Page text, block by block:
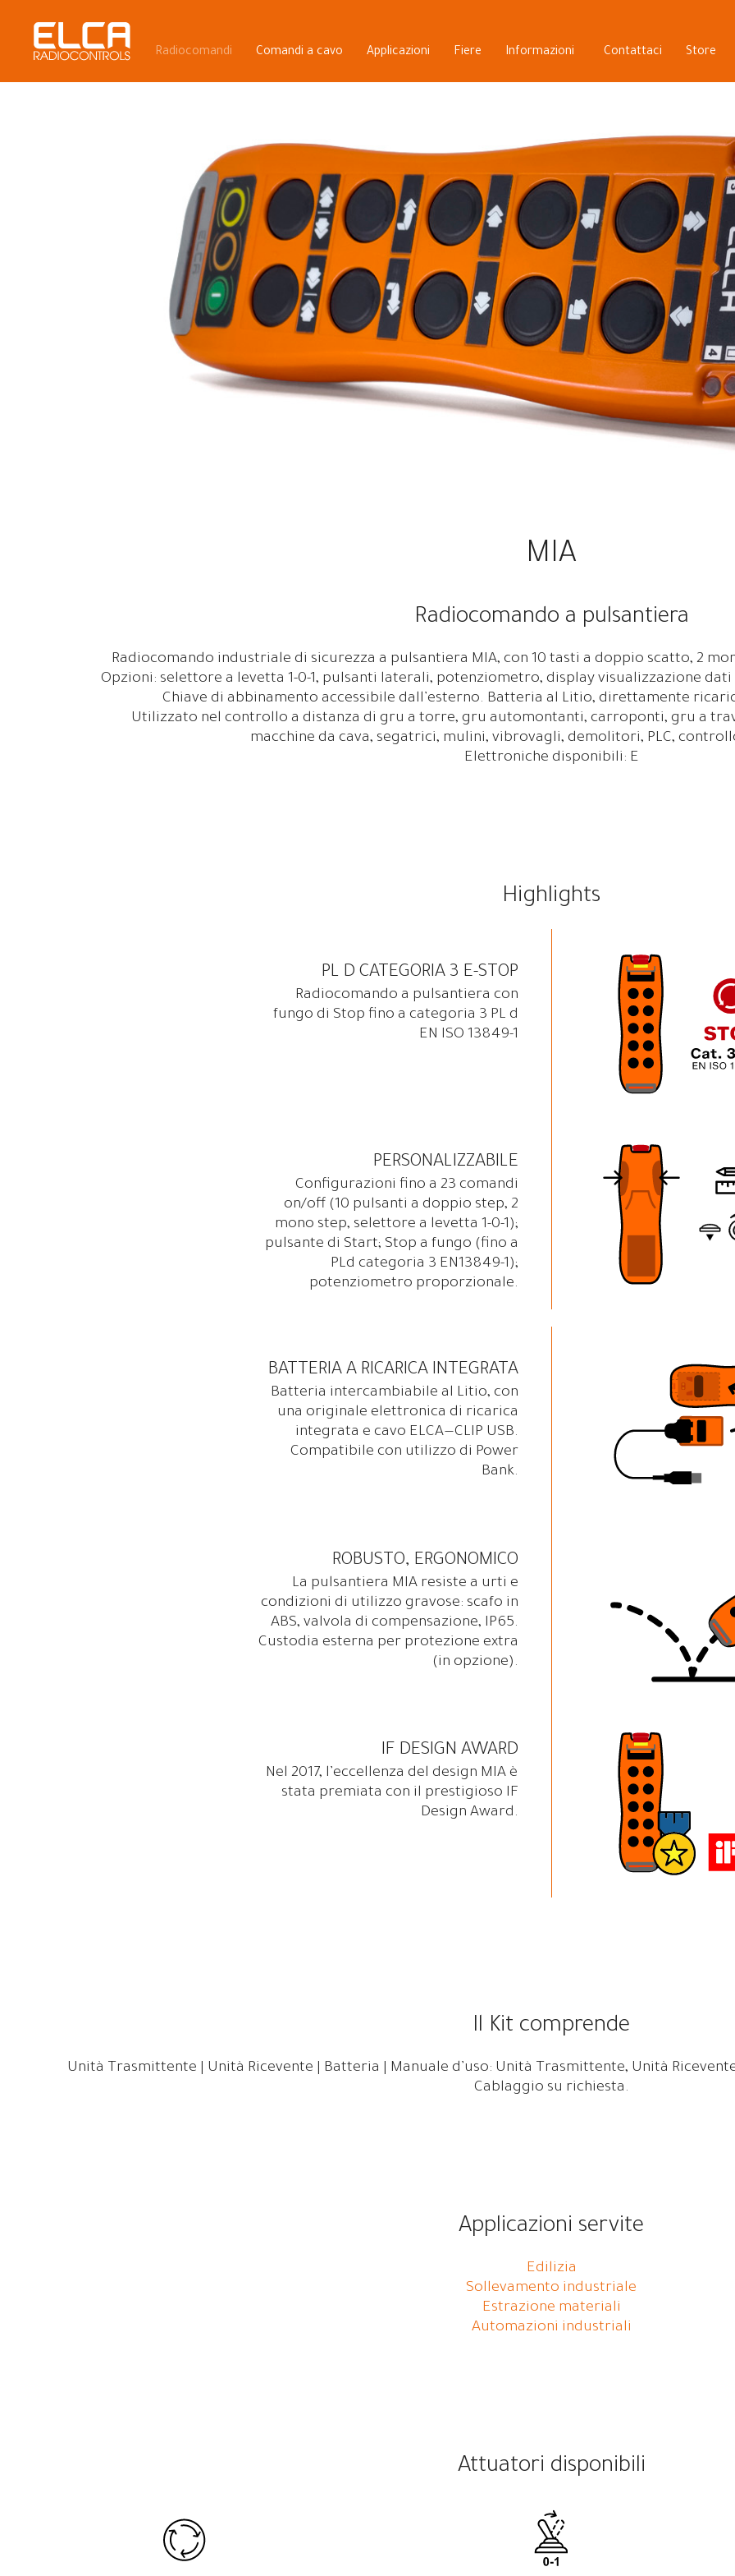
Radiocomandi Comandi a cavo Applicazioni Fiere Informazioni Contattaci Store
MIA
Radiocomando a pulsantiera
Radiocomando industriale di sicurezza a pulsantiera MIA, con 10 tasti a doppio scatto, 2
Opzioni: selettore a levetta 1-0-1, pulsanti laterali, potenziometro, display visualizzazione
Chiave di abbinamento accessibile dall’esterno. Batteria al Litio, direttamente
Utilizzato nel controllo a distanza di gru a torre, gru automontanti, carroponti, gru a
macchine da cava, segatrici, mulini, vibrovagli, demolitori, PLC,
Elettroniche disponibili: E
Highlights
PL D CATEGORIA 3 E-STOP
Radiocomando a pulsantiera con
fungo di Stop fino a categoria 3 PL d
EN ISO 13849-1
PERSONALIZZABILE
Configurazioni fino a 23 comandi
on/off (10 pulsanti a doppio step, 2
mono step, selettore a levetta 1-0-1);
pulsante di Start; Stop a fungo (fino a
PLd categoria 3 EN13849-1);
potenziometro proporzionale.
BATTERIA A RICARICA INTEGRATA
Batteria intercambiabile al Litio, con
una originale elettronica di ricarica
integrata e cavo ELCA—CLIP USB.
Compatibile con utilizzo di Power
Bank.
ROBUSTO, ERGONOMICO
La pulsantiera MIA resiste a urti e
condizioni di utilizzo gravose: scafo in
ABS, valvola di compensazione, IP65.
Custodia esterna per protezione extra
(in opzione).
IF DESIGN AWARD
Nel 2017, l’eccellenza del design MIA è
stata premiata con il prestigioso IF
Design Award.
Il Kit comprende
Unità Trasmittente | Unità Ricevente | Batteria | Manuale d’uso: Unità Trasmittente, Unità Ricevente
Cablaggio su richiesta.
Applicazioni servite
Edilizia
Sollevamento industriale
Estrazione materiali
Automazioni industriali
Attuatori disponibili